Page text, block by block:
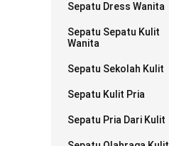
Sepatu Dress Wanita
Sepatu Sepatu Kulit
Wanita
Sepatu Sekolah Kulit
Sepatu Kulit Pria
Sepatu Pria Dari Kulit